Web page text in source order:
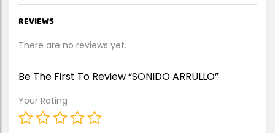
REVIEWS
There are no reviews yet.
Be The First To Review “SONIDO ARRULLO”
Your Rating